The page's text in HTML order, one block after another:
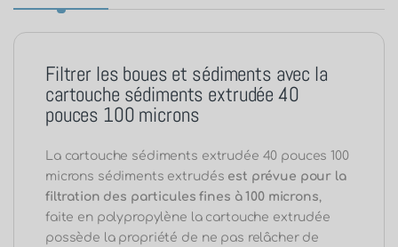
Filtrer les boues et sédiments avec la
cartouche sédiments extrudée 40
pouces 100 microns
La cartouche sédiments extrudée 40 pouces 100
microns sédiments extrudés est prévue pour la
filtration des particules fines à 100 microns,
faite en polypropylène la cartouche extrudée
possède la propriété de ne pas relâcher de